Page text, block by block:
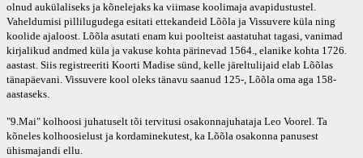
olnud aukülaliseks ja kõnelejaks ka viimase koolimaja avapidustustel.
Vaheldumisi pillilugudega esitati ettekandeid Lõõla ja Vissuvere küla ning
koolide ajaloost. Lõõla asutati enam kui poolteist aastatuhat tagasi, vanimad
kirjalikud andmed küla ja vakuse kohta pärinevad 1564., elanike kohta 1726.
aastast. Siis registreeriti Koorti Madise sünd, kelle järeltulijaid elab Lõõlas
tänapäevani. Vissuvere kool oleks tänavu saanud 125-, Lõõla oma aga 158-
aastaseks.
"9.Mai" kolhoosi juhatuselt tõi tervitusi osakonnajuhataja Leo Voorel. Ta
kõneles kolhoosielust ja kordaminekutest, ka Lõõla osakonna panusest
ühismajandi ellu.